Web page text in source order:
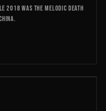
2018 was the melodic death